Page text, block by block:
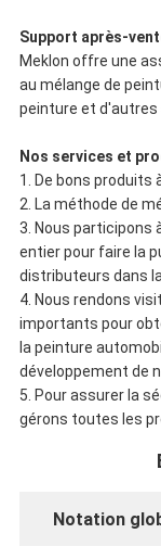
Support après-
Meklon offre une
au mélange de
peinture et d'autres
Nos services et
1. De bons produits
2. La méthode de
3. Nous participons
entier pour faire la
distributeurs dans
4. Nous rendons
importants pour
la peinture
développement de
5. Pour assurer la
gérons toutes les
Notation